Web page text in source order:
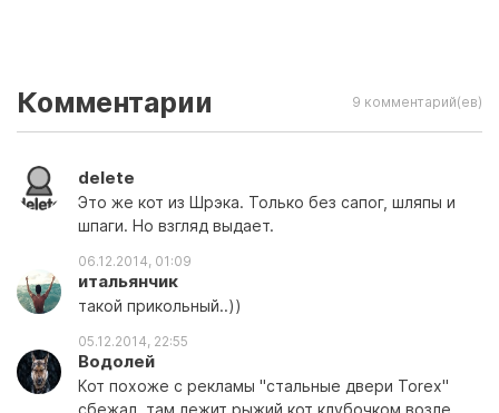
Комментарии 9 комментарий(ев)
delete
Это же кот из Шрэка. Только без сапог, шляпы и
шпаги. Но взгляд выдает.
06.12.2014, 01:09
итальянчик
такой прикольный..))
05.12.2014, 22:55
Водолей
Кот похоже с рекламы "стальные двери Torex"
сбежал, там лежит рыжий кот клубочком возле